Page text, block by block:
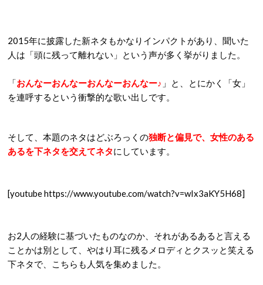
2015年に披露した新ネタもかなりインパクトがあり、聞いた
人は「頭に残って離れない」
という声が多く挙がりました。
「おんなーおんなーおんなーおんなー♪ 」と、とにかく「女」
を連呼するという衝撃的な歌い出しです。
そして、本題のネタはどぶろっくの独断と偏見で、女性のある
あるを下ネタを交えてネタにしています。
[youtube https://www.youtube.com/watch?v=wIx3aKY5H68]
お2人の経験に基づいたものなのか、それがあるあると言える
ことかは別として、やはり耳に残るメロディとクスッと笑える
下ネタで、こちらも人気を集めました。